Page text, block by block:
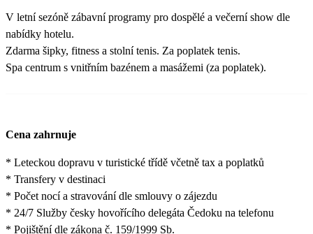
V letní sezóně zábavní programy pro dospělé a večerní show dle
nabídky hotelu.
Zdarma šipky, fitness a stolní tenis. Za poplatek tenis.
Spa centrum s vnitřním bazénem a masážemi (za poplatek).
Cena zahrnuje
* Leteckou dopravu v turistické třídě včetně tax a poplatků
* Transfery v destinaci
* Počet nocí a stravování dle smlouvy o zájezdu
* 24/7 Služby česky hovořícího delegáta Čedoku na telefonu
* Pojištění dle zákona č. 159/1999 Sb.